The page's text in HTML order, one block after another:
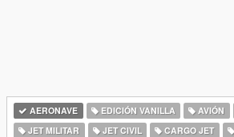
AERONAVE EDICIÓN VANILLA AVIÓN
JET MILITAR
JET CIVIL CARGO JET